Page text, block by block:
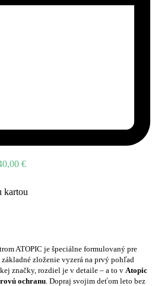
€
kartou
ATOPIC je špeciálne formulovaný pre
zloženie vyzerá na prvý pohľad
značky, rozdiel je v detaile – a to v Atopic
ochranu Dopraj svojim deťom leto bez